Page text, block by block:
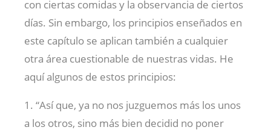
con ciertas comidas y la observancia de ciertos
días. Sin embargo, los principios enseñados en
este capítulo se aplican también a cualquier
otra área cuestionable de nuestras vidas. He
aquí algunos de estos principios:
1. “Así que, ya no nos juzguemos más los unos
a los otros, sino más bien decidid no poner